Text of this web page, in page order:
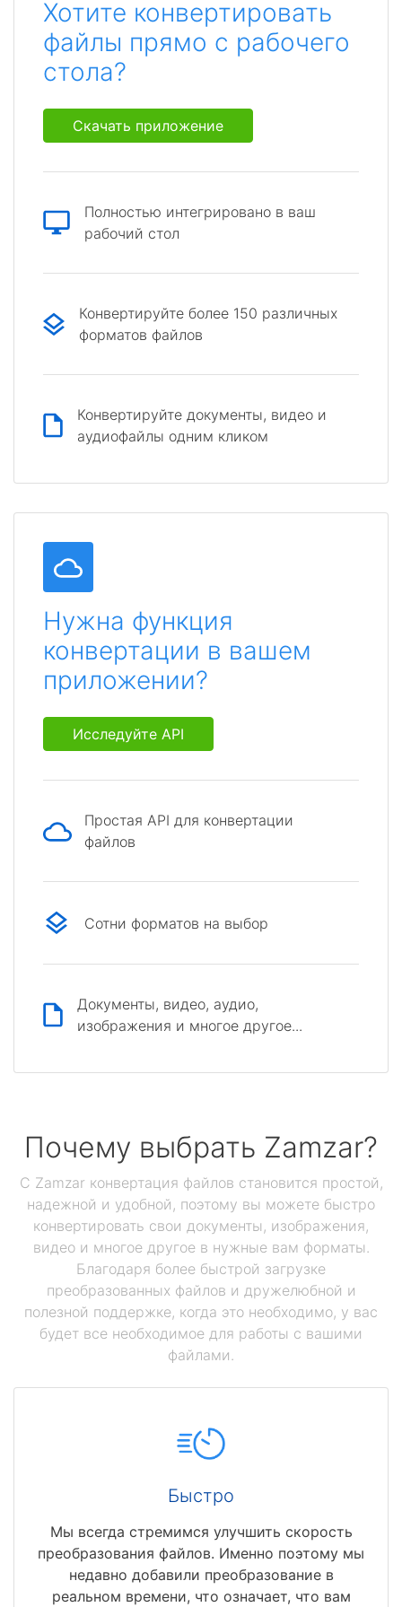
Хотите конвертировать
файлы прямо с рабочего
стола?
Скачать приложение
Полностью интегрировано в ваш
рабочий стол
Конвертируйте более 150 различных
форматов файлов
Конвертируйте документы, видео и
аудиофайлы одним кликом
Нужна функция
конвертации в вашем
приложении?
Исследуйте API
Простая API для конвертации
файлов
Сотни форматов на выбор
Документы, видео, аудио,
изображения и многое другое...
Почему выбрать Zamzar?
С Zamzar конвертация файлов становится простой,
надежной и удобной, поэтому вы можете быстро
конвертировать свои документы, изображения,
видео и многое другое в нужные вам форматы.
Благодаря более быстрой загрузке
преобразованных файлов и дружелюбной и
полезной поддержке, когда это необходимо, у вас
будет все необходимое для работы с вашими
файлами.
Быстро
Мы всегда стремимся улучшить скорость
преобразования файлов. Именно поэтому мы
недавно добавили преобразование в
реальном времени, что означает, что вам